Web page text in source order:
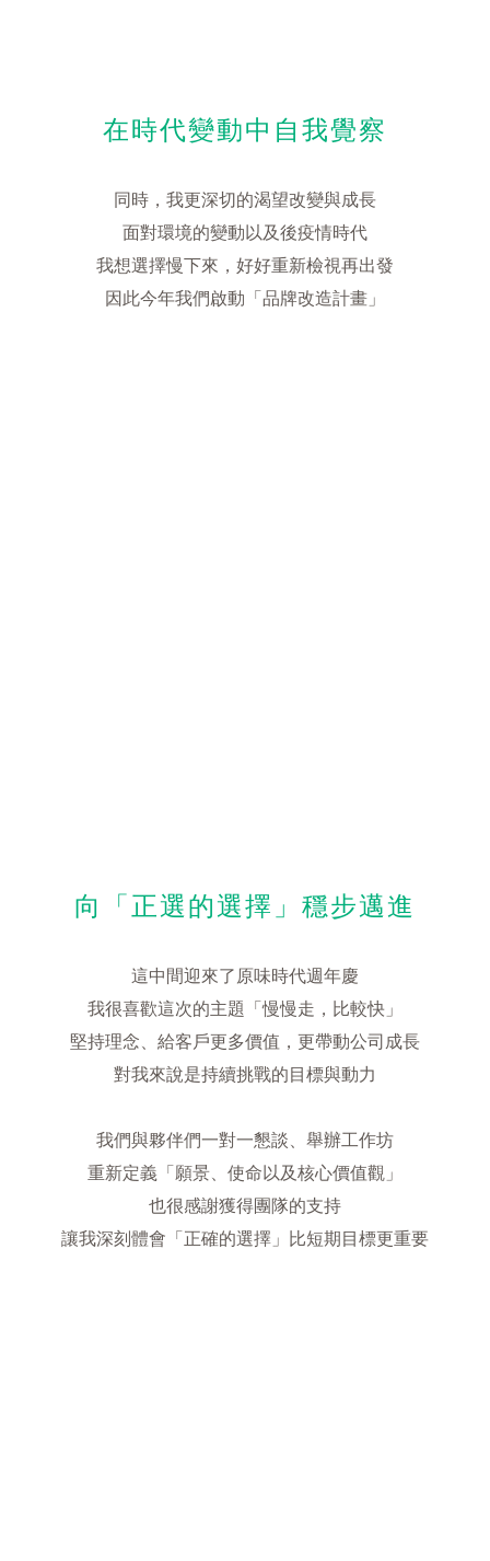
在時代變動中自我覺察
同時，我更深切的渴望改變與成長
面對環境的變動以及後疫情時代
我想選擇慢下來，好好重新檢視再出發
因此今年我們啟動「品牌改造計畫」
向「正選的選擇」穩步邁進
這中間迎來了原味時代週年慶
我很喜歡這次的主題「慢慢走，比較快」
堅持理念、給客戶更多價值，更帶動公司成長
對我來說是持續挑戰的目標與動力
我們與夥伴們一對一懇談、舉辦工作坊
重新定義「願景、使命以及核心價值觀」
也很感謝獲得團隊的支持
讓我深刻體會「正確的選擇」比短期目標更重要